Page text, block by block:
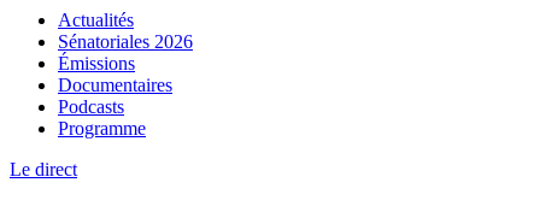
Actualités
Sénatoriales 2026
Émissions
Documentaires
Podcasts
Programme
Le direct